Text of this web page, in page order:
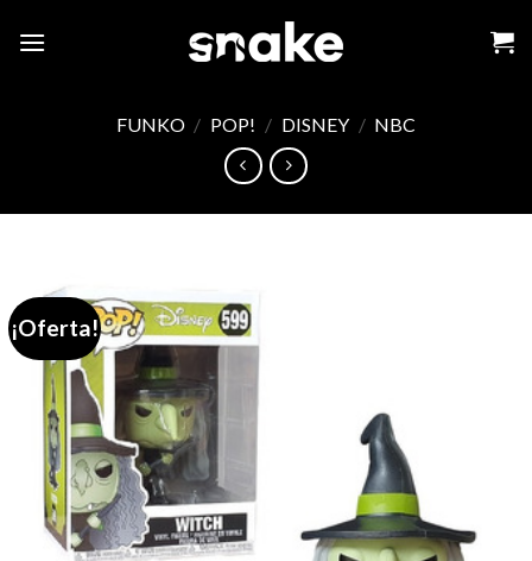
FUNKO / POP! / DISNEY / NBC
¡Oferta!